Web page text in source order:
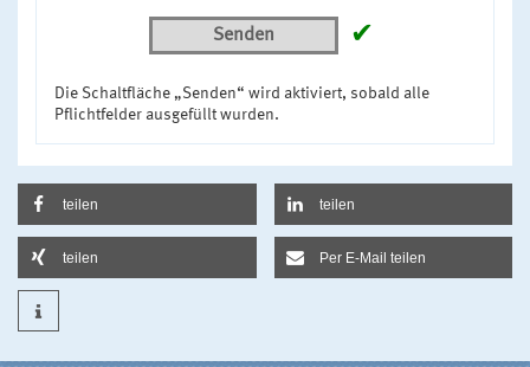
Senden ✔
Die Schaltfläche „Senden“ wird aktiviert, sobald alle
Pflichtfelder ausgefüllt wurden.
teilen teilen
teilen Per E-Mail teilen